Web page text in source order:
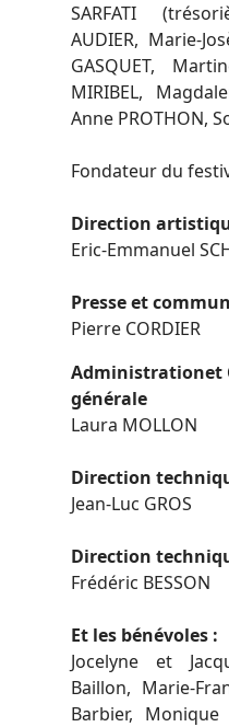
SARFATI
AUDIER, Marie-
GASQUET,
MIRIBEL,
Anne PROTHON,
Fondateur du
Direction
Eric-Emmanuel
Presse et
Pierre CORDIER
Administrationet
générale
Laura MOLLON
Direction
Jean-Luc GROS
Direction
Frédéric BESSON
Et les bénévoles :
Jocelyne et
Baillon, Marie-
Barbier,